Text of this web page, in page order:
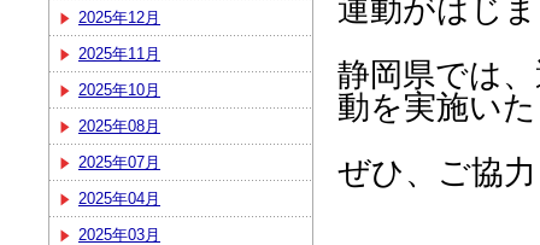
2025年12月
2025年11月
2025年10月
2025年08月
2025年07月
2025年04月
2025年03月
運動がはじ
静岡県では
動を実施い
ぜひ、ご協